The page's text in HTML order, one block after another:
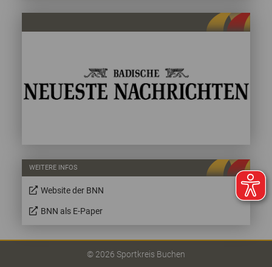
WEITERE INFOS
Website der BNN
BNN als E-Paper
© 2026 Sportkreis Buchen